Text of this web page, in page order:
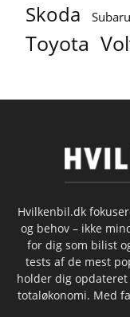
Skoda Subaru
Toyota
Hvilkenbil.dk
og behov – ikke
for dig som bilist
tests af de mest
holder dig
totaløkonomi. Med